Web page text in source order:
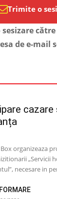
Trimite o
de e-mail
organizeaza
„Servicii
necesare in